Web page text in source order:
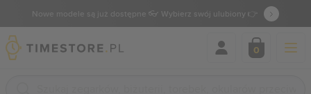
Nowe modele są już dostępne 👓 Wybierz swój ulubiony 👉
0